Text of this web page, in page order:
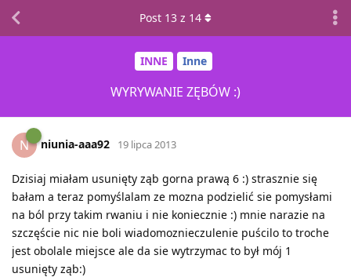
INNE Inne
WYRYWANIE ZĘBÓW :)
Post 13 z 14
N niunia-aaa92 19 lipca 2013
Dzisiaj miałam usunięty ząb gorna prawą 6 :) strasznie się
bałam a teraz pomyślalam ze mozna podzielić sie pomysłami
na ból przy takim rwaniu i nie koniecznie :) mnie narazie na
szczęście nic nie boli wiadomoznieczulenie puścilo to troche
jest obolale miejsce ale da sie wytrzymac to był mój 1
usunięty ząb:)